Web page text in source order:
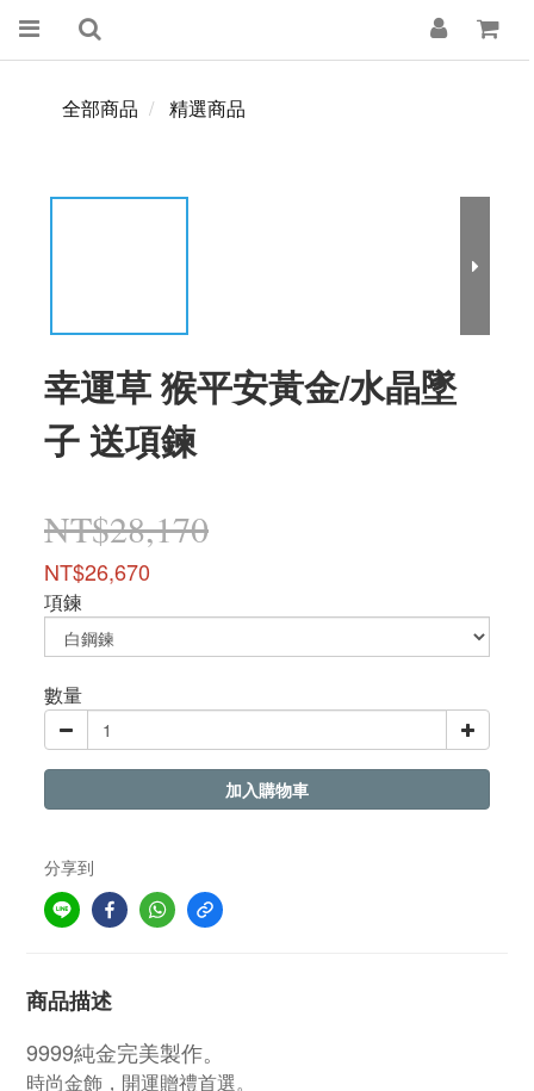
全部商品 精選商品
幸運草 猴平安黃金/水晶墜
子 送項鍊
NT$28,170
NT$26,670
項鍊
數量
加入購物車
分享到
商品描述
9999純金完美製作。
時尚金飾，開運贈禮首選。